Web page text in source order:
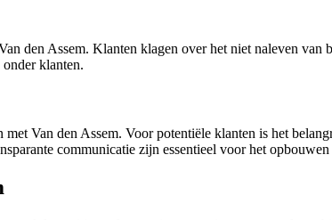
den Assem. Klanten klagen over het niet naleven
klanten.
Van den Assem. Voor potentiële klanten is het
communicatie zijn essentieel voor het